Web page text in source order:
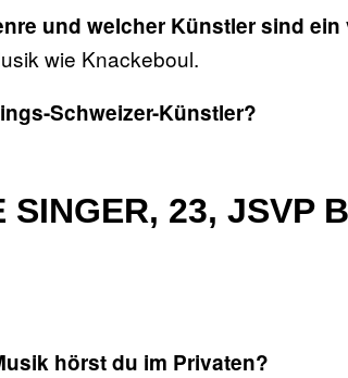
und welcher Künstler sind ein
wie Knackeboul.
Schweizer-Künstler?
SINGER, 23, JSVP
hörst du im Privaten?